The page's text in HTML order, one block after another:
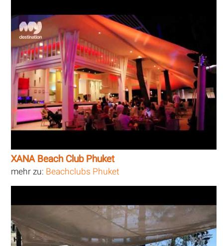
XANA Beach Club Phuket
mehr zu: Beachclubs Phuket